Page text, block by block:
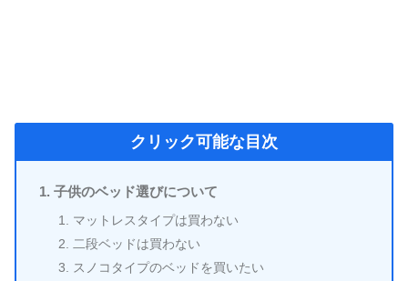
クリック可能な目次
子供のベッド選びについて
マットレスタイプは買わない
二段ベッドは買わない
スノコタイプのベッドを買いたい